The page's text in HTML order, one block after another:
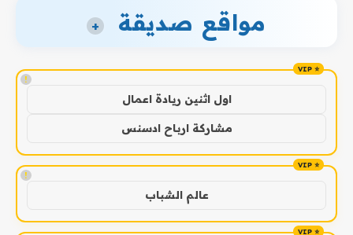
مواقع صديقة +
!
اول اثنين ريادة اعمال
مشاركة ارباح ادسنس
!
عالم الشباب